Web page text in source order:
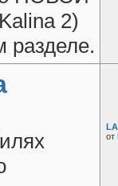
2)
разделе.
от